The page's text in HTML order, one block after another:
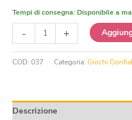
Tempi di consegna: Disponibile a
-
biliardo
gonfiabile
quantità
+
COD:037 Categoria:Giochi
Descrizione